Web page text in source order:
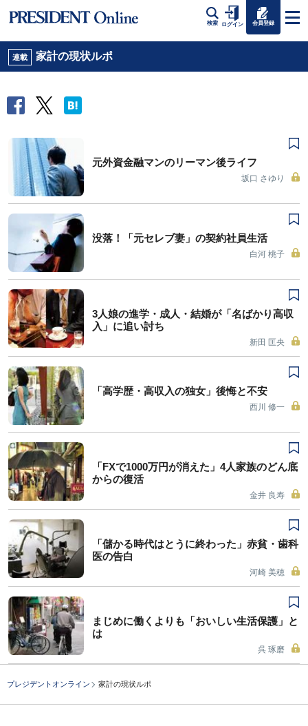
検索 ログイン 会員登録
連載 家計の現状ルポ
元外資金融マンのリーマン後ライフ
坂口 さゆり
没落！「元セレブ妻」の契約社員生活
白河 桃子
3人娘の進学・成人・結婚が「名ばかり高収
入」に追い討ち
新田 匡央
「高学歴・高収入の独女」後悔と不安
西川 修一
「FXで1000万円が消えた」4人家族のどん底
からの復活
金井 良寿
「儲かる時代はとうに終わった」赤貧・歯科
医の告白
河崎 美穂
まじめに働くよりも「おいしい生活保護」と
は
呉 琢磨
プレジデントオンライン 家計の現状ルポ